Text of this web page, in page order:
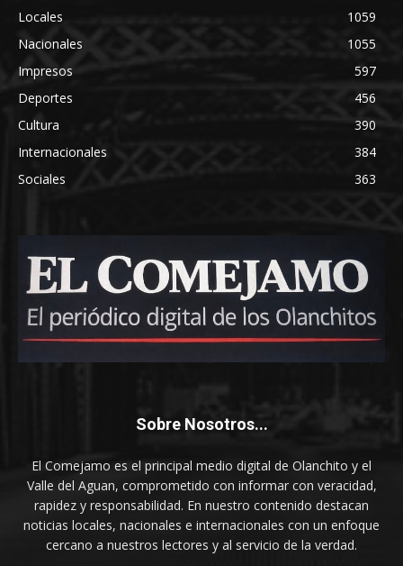
Locales
1059
Nacionales
1055
Impresos
597
Deportes
456
Cultura
390
Internacionales
384
Sociales
363
Sobre Nosotros...
El Comejamo es el principal medio digital de Olanchito y el
Valle del Aguan, comprometido con informar con veracidad,
rapidez y responsabilidad. En nuestro contenido destacan
noticias locales, nacionales e internacionales con un enfoque
cercano a nuestros lectores y al servicio de la verdad.